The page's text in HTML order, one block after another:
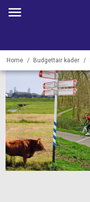
Home Budgettair kader